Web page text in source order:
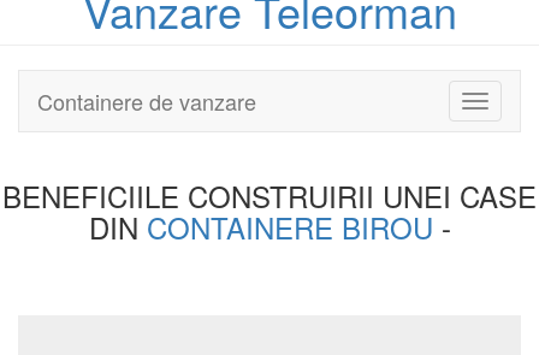
Toggle
Containere de vanzare
BENEFICIILE CONSTRUIRII UNEI CASE
DIN CONTAINERE BIROU -